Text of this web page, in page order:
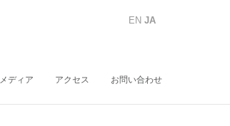
EN JA
メディア アクセス お問い合わせ